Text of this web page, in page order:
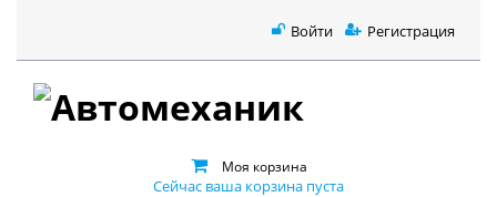
Войти Регистрация
Моя корзина
Сейчас ваша корзина пуста